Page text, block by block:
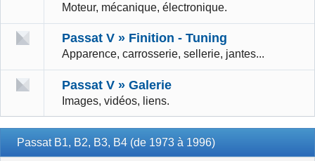
Moteur, mécanique, électronique.
Passat V » Finition - Tuning
Apparence, carrosserie, sellerie, jantes...
Passat V » Galerie
Images, vidéos, liens.
Passat B1, B2, B3, B4 (de 1973 à 1996)